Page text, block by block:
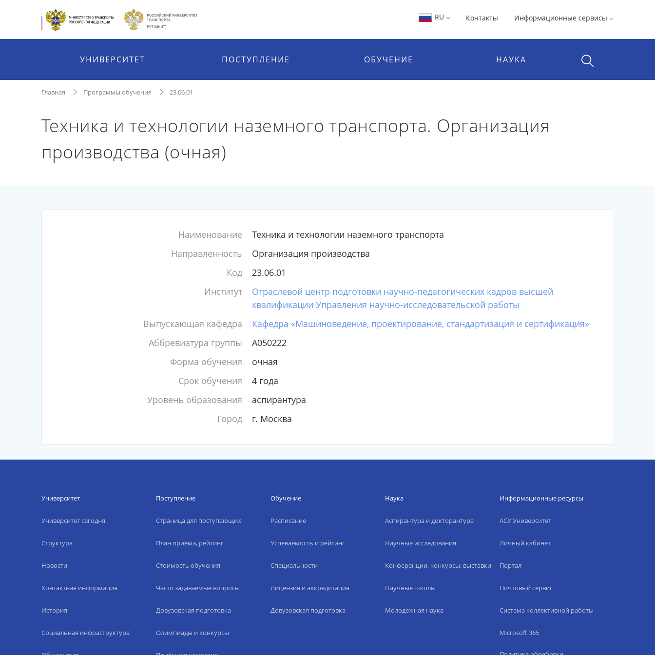
RU Контакты Информационные сервисы
УНИВЕРСИТЕТ ПОСТУПЛЕНИЕ ОБУЧЕНИЕ НАУКА
Главная Программы обучения 23.06.01
Техника и технологии наземного транспорта. Организация
производства (очная)
Наименование
Техника и технологии наземного транспорта
Направленность
Организация производства
Код
23.06.01
Институт
Отраслевой центр подготовки научно-педагогических кадров высшей
квалификации Управления научно-исследовательской работы
Выпускающая кафедра
Кафедра «Машиноведение, проектирование, стандартизация и сертификация»
Аббревиатура группы
А050222
Форма обучения
очная
Срок обучения
4 года
Уровень образования
аспирантура
Город
г. Москва
Университет
Университет сегодня
Структура
Новости
Контактная информация
История
Социальная инфраструктура
Поступление
Страница для поступающих
План приёма, рейтинг
Стоимость обучения
Часто задаваемые вопросы
Довузовская подготовка
Олимпиады и конкурсы
Обучение
Расписание
Успеваемость и рейтинг
Специальности
Лицензия и аккредитация
Довузовская подготовка
Наука
Аспирантура и докторантура
Научные исследования
Конференции, конкурсы, выставки
Научные школы
Молодежная наука
Информационные ресурсы
АСУ Университет
Личный кабинет
Портал
Почтовый сервис
Система коллективной работы
Microsoft 365